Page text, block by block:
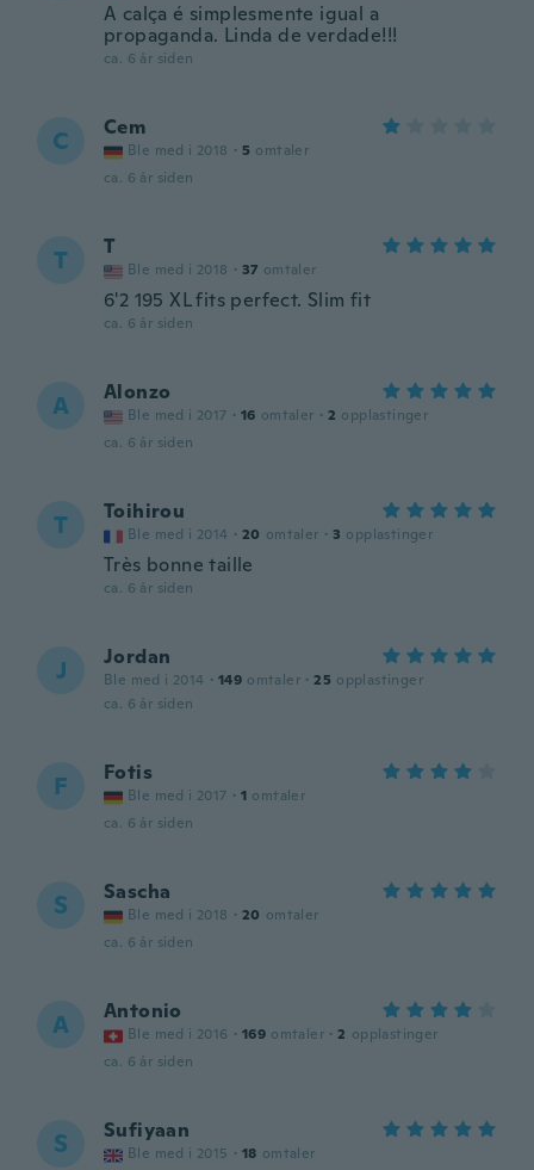
A calça é simplesmente igual a
propaganda. Linda de verdade!!!
ca. 6 år siden
C Cem
Ble med i 2018 · 5 omtaler
ca. 6 år siden
T T
Ble med i 2018 · 37 omtaler
6'2 195 XL fits perfect. Slim fit
ca. 6 år siden
A Alonzo
Ble med i 2017 · 16 omtaler · 2 opplastinger
ca. 6 år siden
T Toihirou
Ble med i 2014 · 20 omtaler · 3 opplastinger
Très bonne taille
ca. 6 år siden
J Jordan
Ble med i 2014 · 149 omtaler · 25 opplastinger
ca. 6 år siden
F Fotis
Ble med i 2017 · 1 omtaler
ca. 6 år siden
S Sascha
Ble med i 2018 · 20 omtaler
ca. 6 år siden
A Antonio
Ble med i 2016 · 169 omtaler · 2 opplastinger
ca. 6 år siden
S Sufiyaan
Ble med i 2015 · 18 omtaler